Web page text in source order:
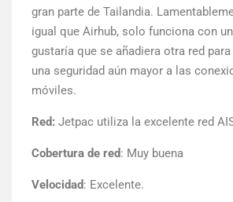
gran parte de Tailandia.
igual que Airhub, solo funciona con
gustaría que se añadiera otra red
una seguridad aún mayor a las
móviles.
Red: Jetpac utiliza la excelente red
Cobertura de red: Muy buena
Velocidad: Excelente.